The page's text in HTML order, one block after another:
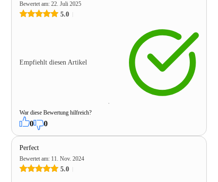
Bewertet am: 22. Juli 2025
5.0
Empfiehlt diesen Artikel
War diese Bewertung hilfreich?
0 0
Perfect
Bewertet am: 11. Nov. 2024
5.0